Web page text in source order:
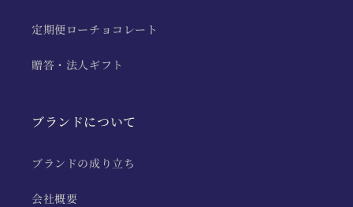
定期便ローチョコレート
贈答・法人ギフト
ブランドについて
ブランドの成り立ち
会社概要